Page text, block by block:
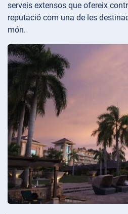
serveis extensos que ofereix
reputació com una de les
món.